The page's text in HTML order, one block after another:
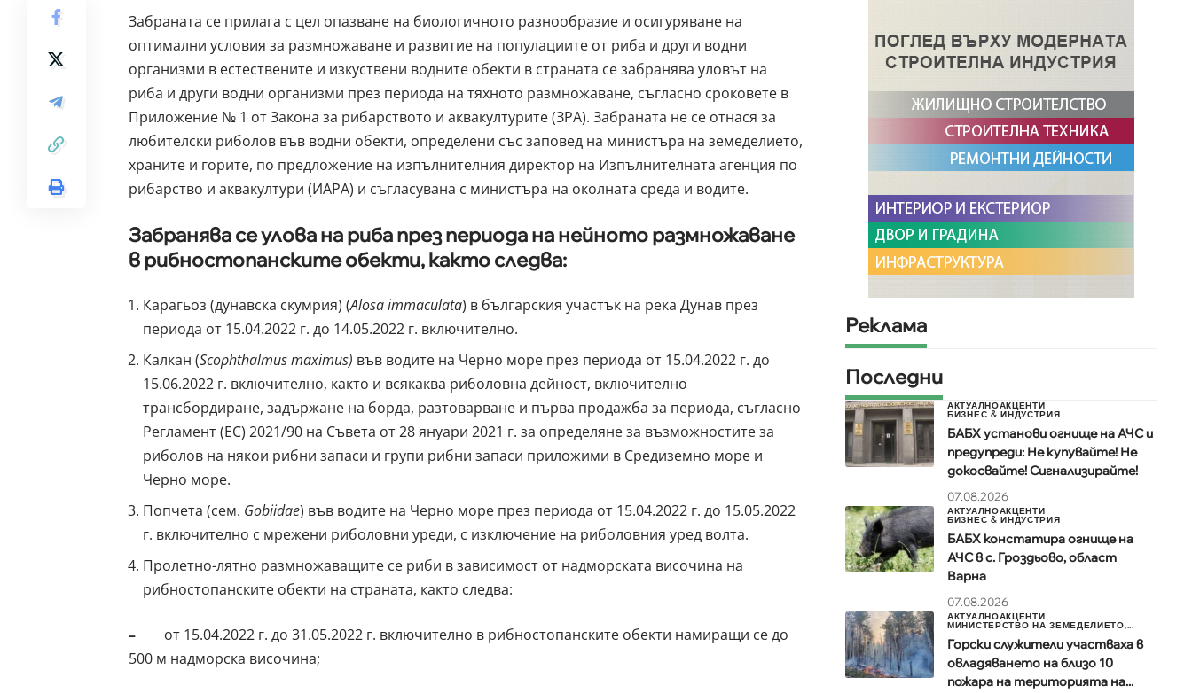
Забраната се прилага с цел опазване на биологичното разнообразие и осигуряване на
оптимални условия за размножаване и развитие на популациите от риба и други водни
организми в естествените и изкуствени водните обекти в страната се забранява уловът на
риба и други водни организми през периода на тяхното размножаване, съгласно сроковете в
Приложение № 1 от Закона за рибарството и аквакултурите (ЗРА). Забраната не се отнася за
любителски риболов във водни обекти, определени със заповед на министъра на земеделието,
храните и горите, по предложение на изпълнителния директор на Изпълнителната агенция по
рибарство и аквакултури (ИАРА) и съгласувана с министъра на околната среда и водите.
Забранява се улова на риба през периода на нейното размножаване
в рибностопанските обекти, както следва:
Карагьоз (дунавска скумрия) (Alosaimmaculata) в българския участък на река Дунав през
периода от 15.04.2022 г. до 14.05.2022 г. включително.
Калкан (Scophthalmusmaximus) във водите на Черно море през периода от 15.04.2022 г. до
15.06.2022 г. включително, както и всякаква риболовна дейност, включително
трансбордиране, задържане на борда, разтоварване и първа продажба за периода, съгласно
Регламент (ЕС) 2021/90 на Съвета от 28 януари 2021 г. за определяне за възможностите за
риболов на някои рибни запаси и групи рибни запаси приложими в Средиземно море и
Черно море.
Попчета (сем. Gobiidae) във водите на Черно море през периода от 15.04.2022 г. до 15.05.2022
г. включително с мрежени риболовни уреди, с изключение на риболовния уред волта.
Пролетно-лятно размножаващите се риби в зависимост от надморската височина на
рибностопанските обекти на страната, както следва:
–
от 15.04.2022 г. до 31.05.2022 г. включително в рибностопанските обекти намиращи се до
500 м надморска височина;
Реклама
Последни
АКТУАЛНОАКЦЕНТИ
БИЗНЕС & ИНДУСТРИЯ
БАБХ установи огнище на АЧС и
предупреди: Не купувайте! Не
докосвайте! Сигнализирайте!
07.08.2026
АКТУАЛНОАКЦЕНТИ
БИЗНЕС & ИНДУСТРИЯ
БАБХ констатира огнище на
АЧС в с. Гроздьово, област
Варна
07.08.2026
АКТУАЛНОАКЦЕНТИ
МИНИСТЕРСТВО НА ЗЕМЕДЕЛИЕТО,...
Горски служители участваха в
овладяването на близо 10
пожара на територията на...